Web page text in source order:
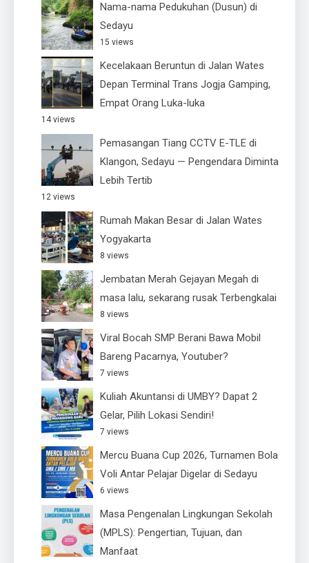
Nama-nama Pedukuhan (Dusun) di
Sedayu
15 views
Kecelakaan Beruntun di Jalan Wates
Depan Terminal Trans Jogja Gamping,
Empat Orang Luka-luka
14 views
Pemasangan Tiang CCTV E-TLE di
Klangon, Sedayu — Pengendara Diminta
Lebih Tertib
12 views
Rumah Makan Besar di Jalan Wates
Yogyakarta
8 views
Jembatan Merah Gejayan Megah di
masa lalu, sekarang rusak Terbengkalai
8 views
Viral Bocah SMP Berani Bawa Mobil
Bareng Pacarnya, Youtuber?
7 views
Kuliah Akuntansi di UMBY? Dapat 2
Gelar, Pilih Lokasi Sendiri!
7 views
Mercu Buana Cup 2026, Turnamen Bola
Voli Antar Pelajar Digelar di Sedayu
6 views
Masa Pengenalan Lingkungan Sekolah
(MPLS): Pengertian, Tujuan, dan
Manfaat